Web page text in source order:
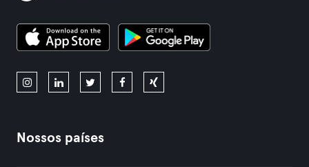
Nossos países